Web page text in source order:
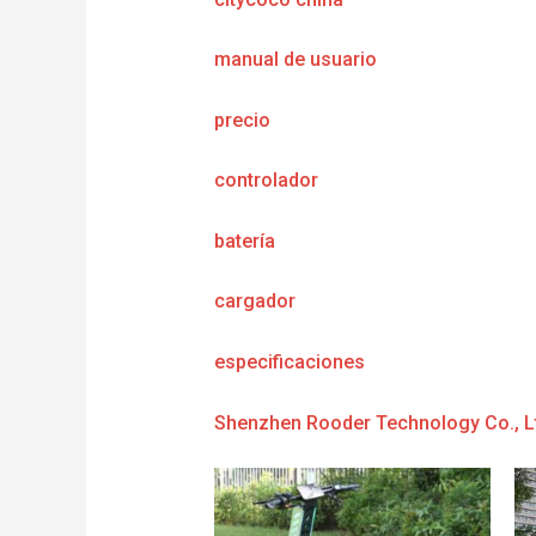
manual de usuario
precio
controlador
batería
cargador
especificaciones
Shenzhen Rooder Technology Co.,